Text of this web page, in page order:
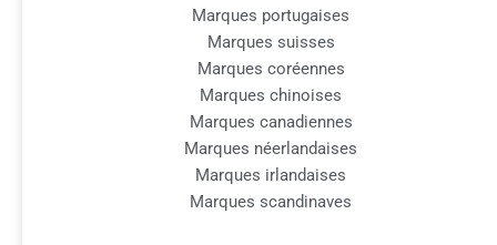
Marques portugaises
Marques suisses
Marques coréennes
Marques chinoises
Marques canadiennes
Marques néerlandaises
Marques irlandaises
Marques scandinaves